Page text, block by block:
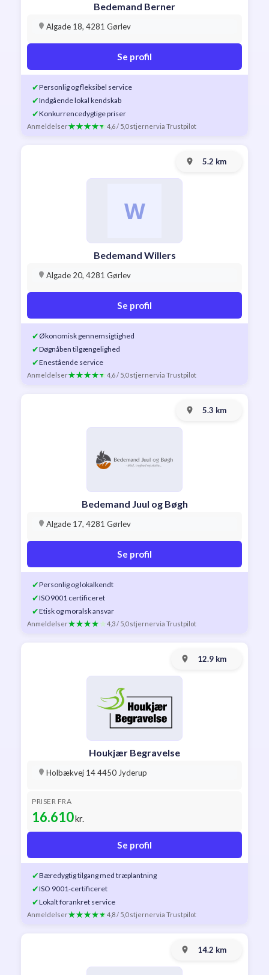
Bedemand Berner
Algade 18, 4281 Gørlev
Se profil
✔Personlig og fleksibel service
✔Indgående lokal kendskab
✔Konkurrencedygtige priser
Anmeldelser 4,6 / 5,0 stjernervia Trustpilot
5.2 km
Bedemand Willers
Algade 20, 4281 Gørlev
Se profil
✔ Økonomisk gennemsigtighed
✔Døgnåben tilgængelighed
✔Enestående service
Anmeldelser 4,6 / 5,0 stjernervia Trustpilot
5.3 km
Bedemand Juul og Bøgh
Algade 17, 4281 Gørlev
Se profil
✔Personlig og lokalkendt
✔ISO9001 certificeret
✔Etisk og moralsk ansvar
Anmeldelser 4,3 / 5,0 stjernervia Trustpilot
12.9 km
Houkjær Begravelse
Holbækvej 14 4450 Jyderup
PRISER FRA
16.610kr.
Se profil
✔Bæredygtig tilgang med træplantning
✔ISO 9001-certificeret
✔Lokalt forankret service
Anmeldelser 4,8 / 5,0 stjernervia Trustpilot
14.2 km